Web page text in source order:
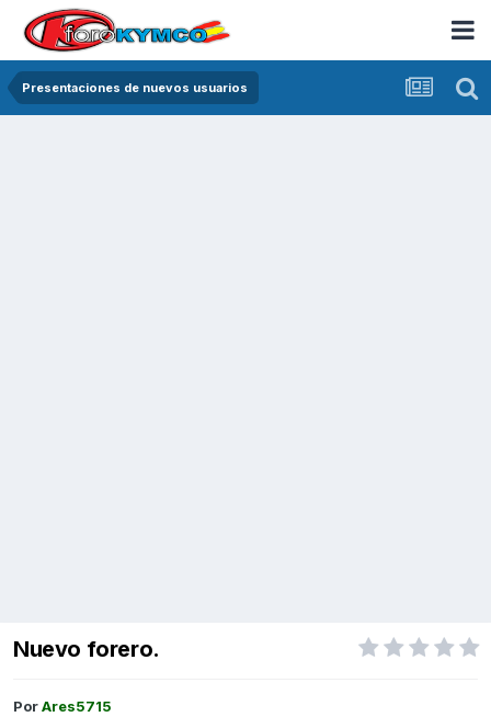
Presentaciones de nuevos usuarios
Nuevo forero.
PorAres5715